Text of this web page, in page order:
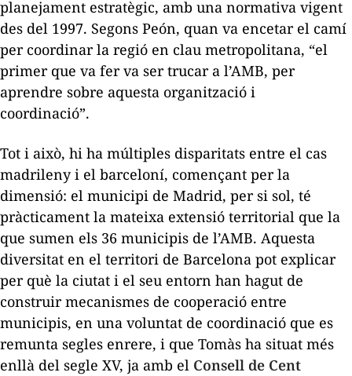
planejament estratègic, amb una normativa vigent
des del 1997. Segons Peón, quan va encetar el camí
per coordinar la regió en clau metropolitana, “el
primer que va fer va ser trucar a l’AMB, per
aprendre sobre aquesta organització i
coordinació”.
Tot i això, hi ha múltiples disparitats entre el cas
madrileny i el barceloní, començant per la
dimensió: el municipi de Madrid, per si sol, té
pràcticament la mateixa extensió territorial que la
que sumen els 36 municipis de l’AMB. Aquesta
diversitat en el territori de Barcelona pot explicar
per què la ciutat i el seu entorn han hagut de
construir mecanismes de cooperació entre
municipis, en una voluntat de coordinació que es
remunta segles enrere, i que Tomàs ha situat més
enllà del segle XV, ja amb el Consell de Cent